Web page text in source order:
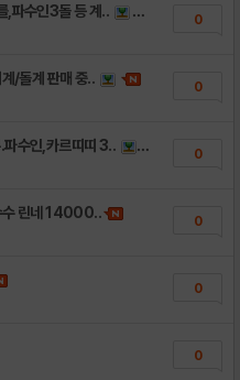
,파수인3돌 등 계.. 0
/돌계 판매 중.. 0
파수인,카르띠띠 3.. 0
수 린네 14000.. 0
0
0